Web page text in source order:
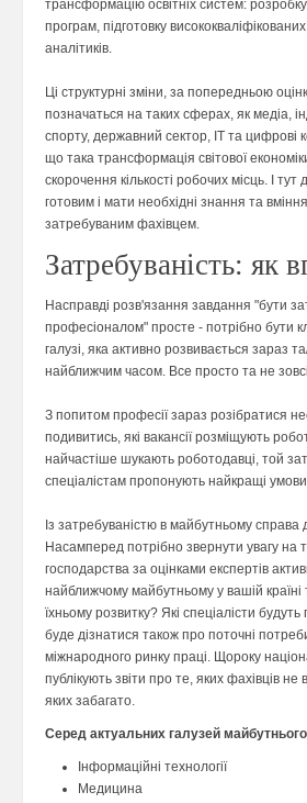
трансформацію освітніх систем: розробку
програм, підготовку
аналітиків.
Ці структурні зміни, за попередньою
позначаться на таких сферах, як медіа,
спорту, державний сектор, IT та цифрові
що така трансформація світової
скорочення кількості робочих місць. І
готовим і мати необхідні знання та
затребуваним фахівцем.
Затребуваність: як
Насправді розв'язання завдання "бути
професіоналом" просте - потрібно бути
галузі, яка активно розвивається зараз
найближчим часом. Все просто та не
З попитом професії зараз розібратися
подивитись, які вакансії розміщують
найчастіше шукають роботодавці, той
спеціалістам пропонують найкращі
Із затребуваністю в майбутньому
Насамперед потрібно звернути увагу на
господарства за оцінками експертів
найближчому майбутньому у вашій країні
їхньому розвитку? Які спеціалісти
буде дізнатися також про поточні
міжнародного ринку праці. Щороку
публікують звіти про те, яких фахівців не
яких забагато.
Серед актуальних галузей
Інформаційні технології
Медицина